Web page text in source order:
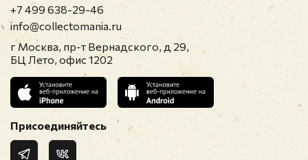
+7 499 638-29-46
info@collectomania.ru
г Москва, пр-т Вернадского, д 29,
БЦ Лето, офис 1202
Присоединяйтесь